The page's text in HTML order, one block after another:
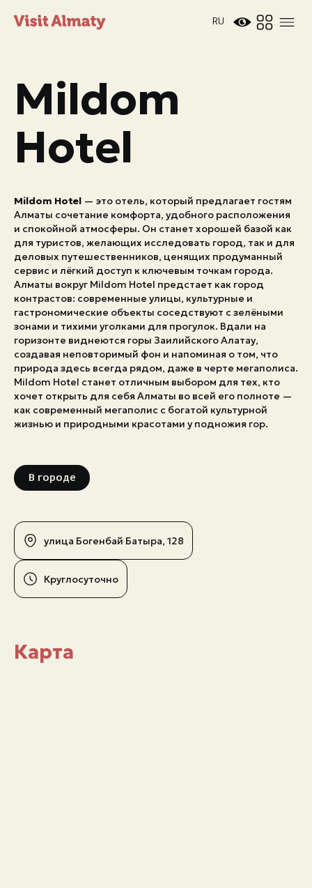
RU
Mildom
Hotel
Mildom Hotel — это отель, который предлагает гостям
Алматы сочетание комфорта, удобного расположения
и спокойной атмосферы. Он станет хорошей базой как
для туристов, желающих исследовать город, так и для
деловых путешественников, ценящих продуманный
сервис и лёгкий доступ к ключевым точкам города.
Алматы вокруг Mildom Hotel предстает как город
контрастов: современные улицы, культурные и
гастрономические объекты соседствуют с зелёными
зонами и тихими уголками для прогулок. Вдали на
горизонте виднеются горы Заилийского Алатау,
создавая неповторимый фон и напоминая о том, что
природа здесь всегда рядом, даже в черте мегаполиса.
Mildom Hotel станет отличным выбором для тех, кто
хочет открыть для себя Алматы во всей его полноте —
как современный мегаполис с богатой культурной
жизнью и природными красотами у подножия гор.
В городе
улица Богенбай Батыра, 128
Круглосуточно
Карта
Новости
Дата и время Погода в Алматы
26°C
Мероприятия
Экстренные номера